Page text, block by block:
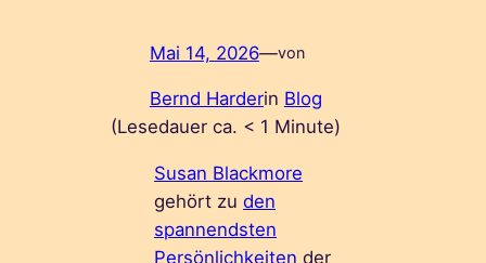
Mai 14, 2026—von
Bernd Harderin Blog
(Lesedauer ca. < 1 Minute)
Susan Blackmore
gehört zuden
spannendsten
Persönlichkeiten der